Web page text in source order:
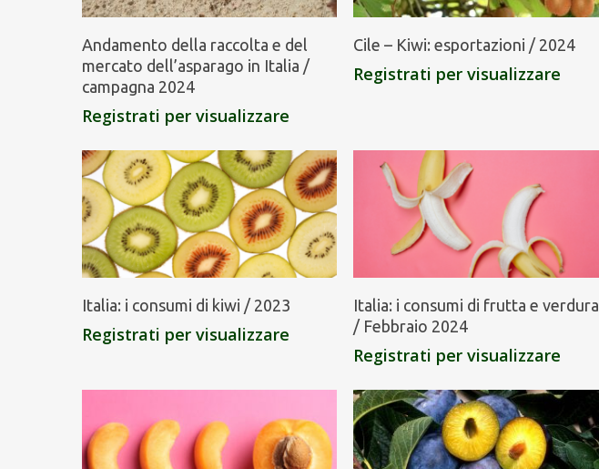
Andamento della raccolta e del
mercato dell’asparago in Italia /
campagna 2024
Registrati per visualizzare
Cile – Kiwi: esportazioni / 2024
Registrati per visualizzare
Italia: i consumi di kiwi / 2023
Registrati per visualizzare
Italia: i consumi di frutta e verdura
/ Febbraio 2024
Registrati per visualizzare